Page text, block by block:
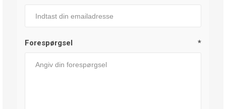
Forespørgsel *